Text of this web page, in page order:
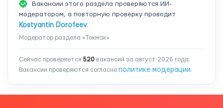
Вакансии этого раздела проверяются ИИ-
модератором, а повторную проверку проводит
Kostyantin Dorofeev.
Модератор раздела «Токмак»
Сейчас проверяется 520 вакансий за август 2026 года.
Вакансии проверяются согласно политике модерации.